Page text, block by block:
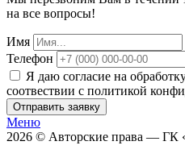
на все вопросы!
Имя
Телефон
Я даю согласие на
соотвествии с политикой
Отправить заявку
Меню
2026 © Авторские права — ГК